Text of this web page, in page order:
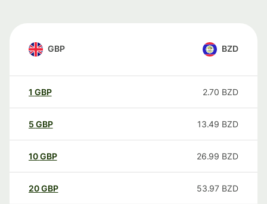
GBP BZD
1 GBP 2.70 BZD
5 GBP 13.49 BZD
10GBP 26.99 BZD
20GBP 53.97 BZD